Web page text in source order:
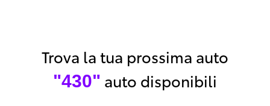
Trova la tua prossima auto
"430" auto disponibili